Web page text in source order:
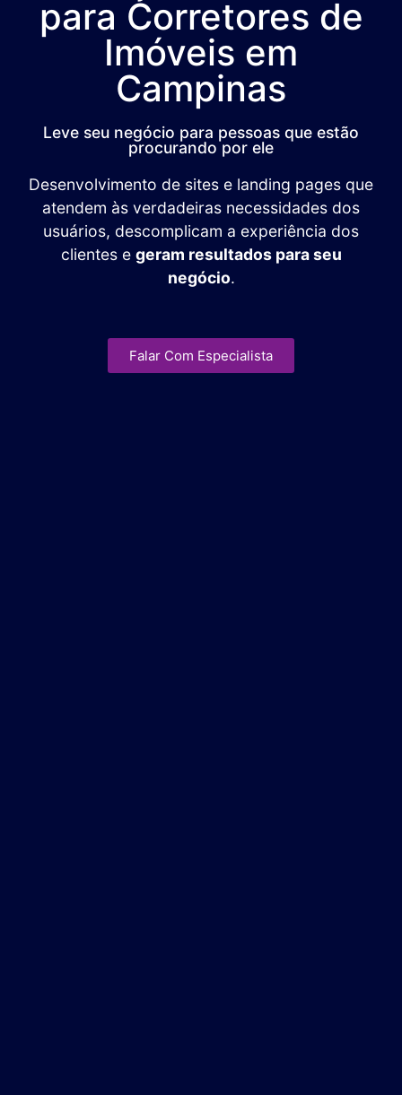
para Corretores de
Imóveis em
Campinas
Leve seu negócio para pessoas que estão
procurando por ele
Desenvolvimento de sites e landing pages que
atendem às verdadeiras necessidades dos
usuários, descomplicam a experiência dos
clientes e geram resultados para seu
negócio.
Falar Com Especialista